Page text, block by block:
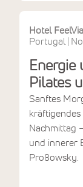
Hotel
Portugal|
Energie
Pilates
Sanftes
kräftigendes
Nachmittag
und innerer
Proßowsky.